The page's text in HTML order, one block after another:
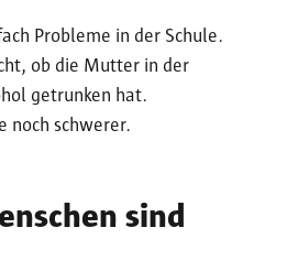
Probleme in der Schule.
ob die Mutter in der
getrunken hat.
noch schwerer.
sind